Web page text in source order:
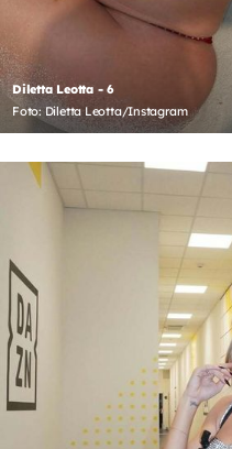
Diletta Leotta - 6
Foto: Diletta Leotta/Instagram